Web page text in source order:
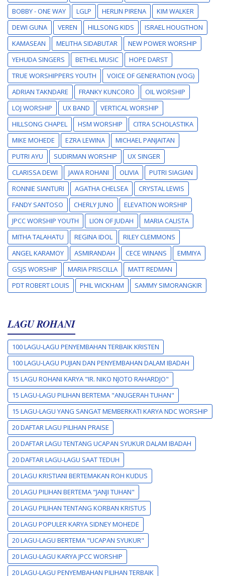
BOBBY - ONE WAY
LGLP HERLIN PIRENA
KIM WALKER
DEWI GUNA
VEREN HILLSONG KIDS
ISRAEL HOUGTHON
KAMASEAN
MELITHA SIDABUTAR
NEW POWER WORSHIP
YEHUDA SINGERS
BETHEL MUSIC
HOPE DARST
TRUE WORSHIPPERS YOUTH
VOICE OF GENERATION (VOG)
ADRIAN TAKNDARE
FRANKY KUNCORO
OIL WORSHIP
LOJ WORSHIP
UX BAND
VERTICAL WORSHIP
HILLSONG CHAPEL
HSM WORSHIP
CITRA SCHOLASTIKA
MIKE MOHEDE
EZRA LEWINA
MICHAEL PANJAITAN
PUTRI AYU
SUDIRMAN WORSHIP
UX SINGER
CLARISSA DEWI
JAWA ROHANI OLIVIA
PUTRI SIAGIAN
RONNIE SIANTURI
AGATHA CHELSEA
CRYSTAL LEWIS
FANDY SANTOSO
CHERLY JUNO
ELEVATION WORSHIP
JPCC WORSHIP YOUTH
LION OF JUDAH
MARIA CALISTA
MITHA TALAHATU
REGINA IDOL
RILEY CLEMMONS
ANGEL KARAMOY
ASMIRANDAH CECE WINANS
EMMIYA
GSJS WORSHIP
MARIA PRISCILLA
MATT REDMAN
PDT ROBERT LOUIS
PHIL WICKHAM SAMMY SIMORANGKIR
LAGU ROHANI
100 LAGU-LAGU PENYEMBAHAN TERBAIK KRISTEN
100 LAGU-LAGU PUJIAN DAN PENYEMBAHAN DALAM IBADAH
15 LAGU ROHANI KARYA "IR. NIKO NJOTO RAHARDJO"
15 LAGU-LAGU PILIHAN BERTEMA "ANUGERAH TUHAN"
15 LAGU-LAGU YANG SANGAT MEMBERKATI KARYA NDC WORSHIP
20 DAFTAR LAGU PILIHAN PRAISE
20 DAFTAR LAGU TENTANG UCAPAN SYUKUR DALAM IBADAH
20 DAFTAR LAGU-LAGU SAAT TEDUH
20 LAGU KRISTIANI BERTEMAKAN ROH KUDUS
20 LAGU PILIHAN BERTEMA "JANJI TUHAN"
20 LAGU PILIHAN TENTANG KORBAN KRISTUS
20 LAGU POPULER KARYA SIDNEY MOHEDE
20 LAGU-LAGU BERTEMA "UCAPAN SYUKUR"
20 LAGU-LAGU KARYA JPCC WORSHIP
20 LAGU-LAGU PENYEMBAHAN PILIHAN TERBAIK